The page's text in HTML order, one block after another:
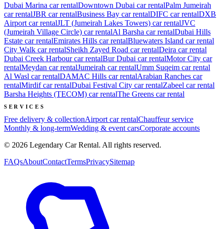
Dubai Marina car rentalDowntown Dubai car rentalPalm Jumeirah
car rentalJBR car rentalBusiness Bay car rentalDIFC car rentalDXB
Airport car rentalJLT (Jumeirah Lakes Towers) car rentalJVC
(Jumeirah Village Circle) car rentalAl Barsha car rentalDubai Hills
Estate car rentalEmirates Hills car rentalBluewaters Island car rental
City Walk car rentalSheikh Zayed Road car rentalDeira car rental
Dubai Creek Harbourcar rentalBur Dubai car rentalMotor City car
rentalMeydan car rentalJumeirah car rentalUmm Suqeim car rental
Al Wasl car rentalDAMAC Hills car rentalArabian Ranches car
rentalMirdifcar rentalDubai Festival City car rentalZabeel car rental
Barsha Heights (TECOM) car rentalThe Greens car rental
SERVICES
Free delivery & collectionAirport car rentalChauffeur service
Monthly & long-termWedding & event carsCorporate accounts
© 2026 Legendary Car Rental. All rights reserved.
FAQsAboutContactTermsPrivacySitemap